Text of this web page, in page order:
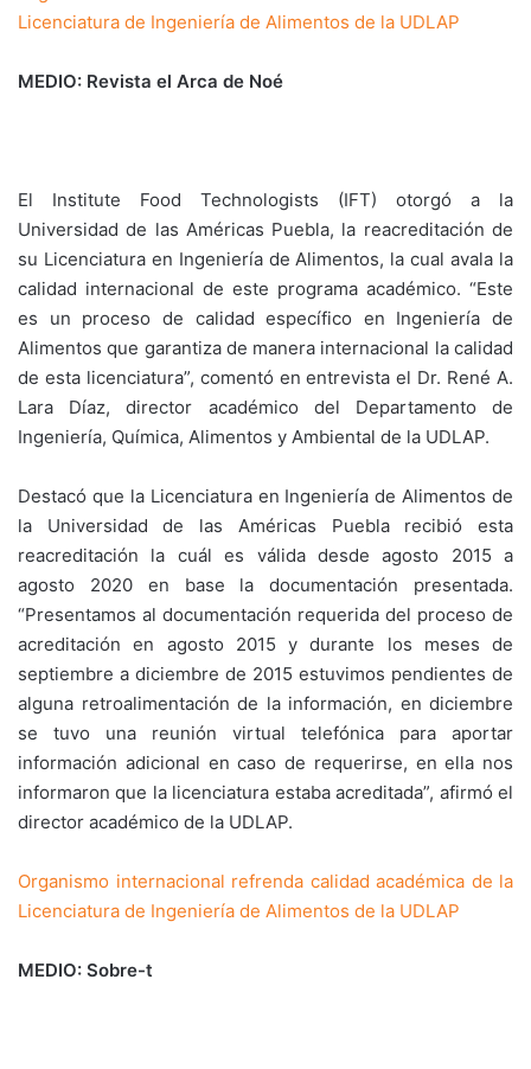
Licenciatura de Ingeniería de Alimentos de la UDLAP
MEDIO: Revista el Arca de Noé
El Institute Food Technologists (IFT) otorgó a la
Universidad de las Américas Puebla, la reacreditación de
su Licenciatura en Ingeniería de Alimentos, la cual avala la
calidad internacional de este programa académico. “Este
es un proceso de calidad específico en Ingeniería de
Alimentos que garantiza de manera internacional la calidad
de esta licenciatura”, comentó en entrevista el Dr. René A.
Lara Díaz, director académico del Departamento de
Ingeniería, Química, Alimentos y Ambiental de la UDLAP.
Destacó que la Licenciatura en Ingeniería de Alimentos de
la Universidad de las Américas Puebla recibió esta
reacreditación la cuál es válida desde agosto 2015 a
agosto 2020 en base la documentación presentada.
“Presentamos al documentación requerida del proceso de
acreditación en agosto 2015 y durante los meses de
septiembre a diciembre de 2015 estuvimos pendientes de
alguna retroalimentación de la información, en diciembre
se tuvo una reunión virtual telefónica para aportar
información adicional en caso de requerirse, en ella nos
informaron que la licenciatura estaba acreditada”, afirmó el
director académico de la UDLAP.
Organismo internacional refrenda calidad académica de la
Licenciatura de Ingeniería de Alimentos de la UDLAP
MEDIO: Sobre-t